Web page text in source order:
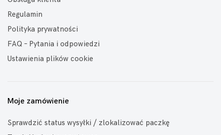
Regulamin
Polityka prywatności
FAQ – Pytania i odpowiedzi
Ustawienia plików cookie
Moje zamówienie
Sprawdzić status wysyłki / zlokalizować paczkę